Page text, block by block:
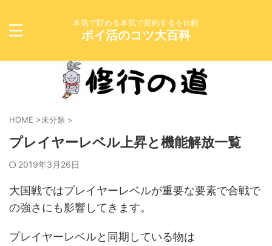
本気で貯める本気で節約するを比較
ポイ活のコツ大百科
HOME >未分類 >
プレイヤーレベル上昇と機能解放一覧
2019年3月26日
大国戦ではプレイヤーレベルが重要な要素で合戦で
の強さにも影響してきます。
プレイヤーレベルと同期している物は